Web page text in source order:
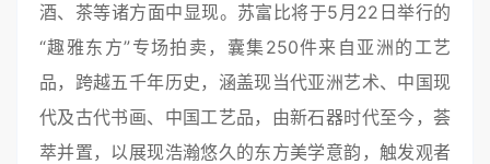
酒、茶等诸方面中显现。 苏富比将于5月22日举行的
“趣雅东方”专场拍卖，囊集250件来自亚洲的工艺
品，跨越五千年历史，涵盖现当代亚洲艺术、中国现
代及古代书画、中国工艺品，由新石器时代至今，荟
萃并置，以展现浩瀚悠久的东方美学意韵，触发观者